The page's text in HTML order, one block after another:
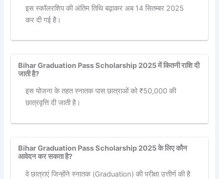
इस स्कॉलरशिप की अंतिम तिथि बढ़ाकर अब 14 सितम्बर 2025
कर दी गई है।
Bihar Graduation Pass Scholarship 2025 में कितनी राशि दी
जाती है?
इस योजना के तहत स्नातक पास छात्राओं को ₹50,000 की
छात्रवृत्ति दी जाती है।
Bihar Graduation Pass Scholarship 2025 के लिए कौन
आवेदन कर सकता है?
वे छात्राएं जिन्होंने स्नातक (Graduation) की परीक्षा उत्तीर्ण की है